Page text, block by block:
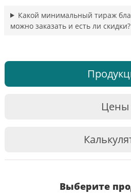
Какой минимальный тираж
можно заказать и есть ли скидки?
Цены
Выберите